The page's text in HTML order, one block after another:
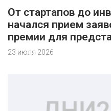
От стартапов до
начался прием
премии для
23 июля 2026